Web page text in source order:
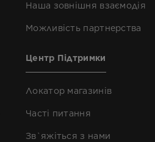
Наша зовнішня взаємодія
Можливість партнерства
Центр Підтримки
Локатор магазинів
Часті питання
Зв`яжіться з нами